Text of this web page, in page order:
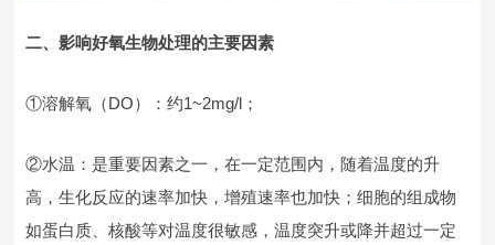
二、影响好氧生物处理的主要因素
①溶解氧（DO）：约1~2mg/l；
②水温：是重要因素之一，在一定范围内，随着温度的升
高，生化反应的速率加快，增殖速率也加快；细胞的组成物
如蛋白质、核酸等对温度很敏感，温度突升或降并超过一定